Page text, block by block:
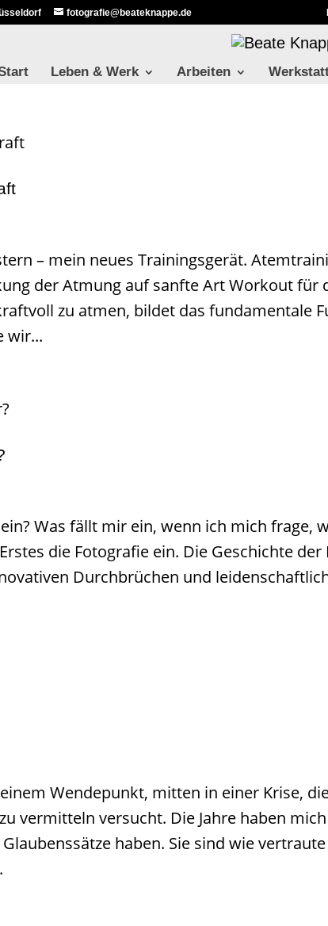
fotografie@beateknappe.de
Leben & Werk Arbeiten
– mein neues Trainingsgerät.
der Atmung auf sanfte Art Workout für
zu atmen, bildet das fundamentale
wir...
Was fällt mir ein, wenn ich mich frage,
die Fotografie ein. Die Geschichte
Durchbrüchen und
Wendepunkt, mitten in einer Krise,
vermitteln versucht. Die Jahre haben
haben. Sie sind wie